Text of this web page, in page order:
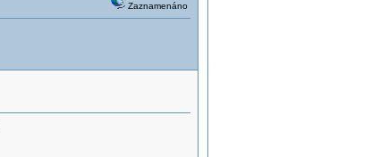
Zaznamenáno